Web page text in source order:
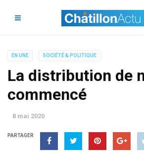
EN UNE SOCIÉTÉ & POLITIQUE
La distribution de
commencé
8 mai 2020
PARTAGER